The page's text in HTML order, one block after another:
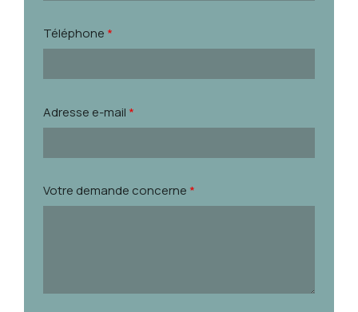
Téléphone *
Adresse e-mail *
Votre demande concerne *